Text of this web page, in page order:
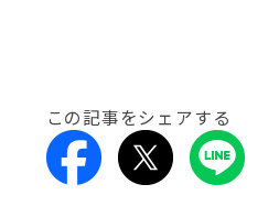
この記事をシェアする